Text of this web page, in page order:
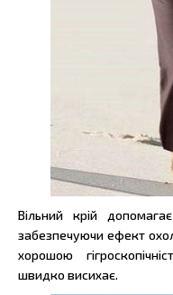
Вільний крій
забезпечуючи ефект
хорошою
швидко висихає.